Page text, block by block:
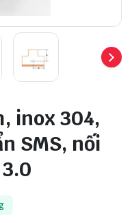
inox 304,
SMS, nối